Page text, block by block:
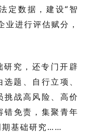
定数据，建设“智
业进行评估赋分，
究，还专门开辟
题、自行立项、
挑战高风险、高价
错免责，集聚青年
期基础研究……